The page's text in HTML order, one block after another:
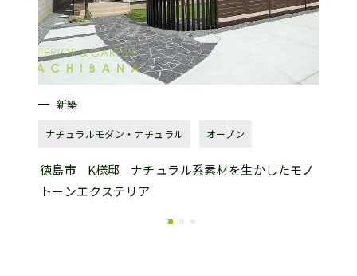
新築
ナチュラルモダン・ナチュラル オープン
徳島市 K様邸
ナチュラル系素材を生かしたモノ
トーンエクステリア